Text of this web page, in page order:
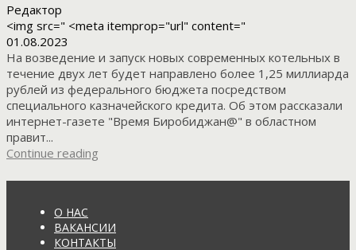
Редактор
<img src=" <meta itemprop="url" content="
01.08.2023
На возведение и запуск новых современных котельных в
течение двух лет будет направлено более 1,25 миллиарда
рублей из федерального бюджета посредством
специального казначейского кредита. Об этом рассказали
интернет-газете "Время Биробиджан@" в областном
правит...
Continue reading
О НАС
ВАКАНСИИ
КОНТАКТЫ